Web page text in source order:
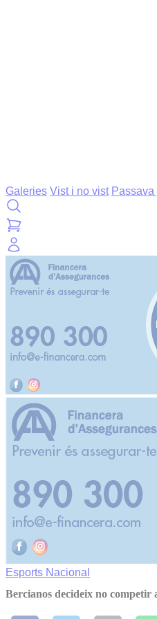
Galeries Vist i no vist
Esports Nacional
Bercianos decideix no competir